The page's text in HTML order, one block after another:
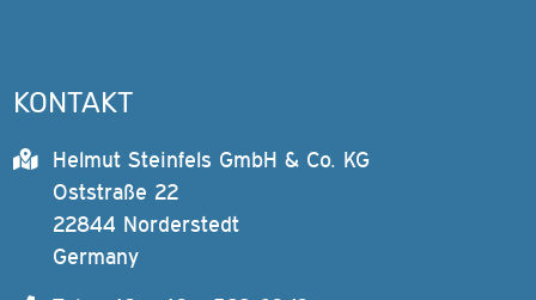
KONTAKT
Helmut Steinfels GmbH & Co. KG
Oststraße 22
22844 Norderstedt
Germany